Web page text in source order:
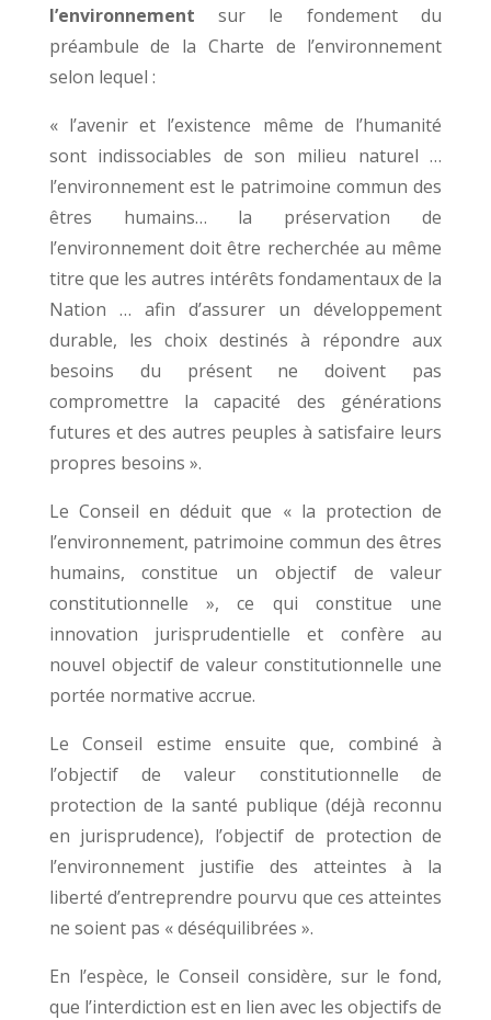
l’environnement sur le fondement du
préambule de la Charte de l’environnement
selon lequel :
« l’avenir et l’existence même de l’humanité
sont indissociables de son milieu naturel …
l’environnement est le patrimoine commun des
êtres humains… la préservation de
l’environnement doit être recherchée au même
titre que les autres intérêts fondamentaux de la
Nation … afin d’assurer un développement
durable, les choix destinés à répondre aux
besoins du présent ne doivent pas
compromettre la capacité des générations
futures et des autres peuples à satisfaire leurs
propres besoins ».
Le Conseil en déduit que « la protection de
l’environnement, patrimoine commun des êtres
humains, constitue un objectif de valeur
constitutionnelle », ce qui constitue une
innovation jurisprudentielle et confère au
nouvel objectif de valeur constitutionnelle une
portée normative accrue.
Le Conseil estime ensuite que, combiné à
l’objectif de valeur constitutionnelle de
protection de la santé publique (déjà reconnu
en jurisprudence), l’objectif de protection de
l’environnement justifie des atteintes à la
liberté d’entreprendre pourvu que ces atteintes
ne soient pas « déséquilibrées ».
En l’espèce, le Conseil considère, sur le fond,
que l’interdiction est en lien avec les objectifs de